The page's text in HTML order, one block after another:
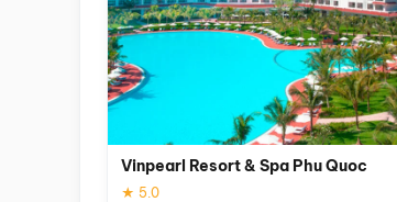
Vinpearl Resort & Spa Phu Quoc
★ 5.0